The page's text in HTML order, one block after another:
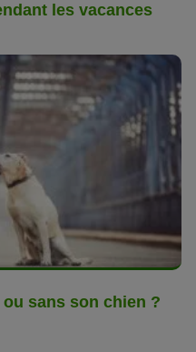
les vacances
sans son chien ?